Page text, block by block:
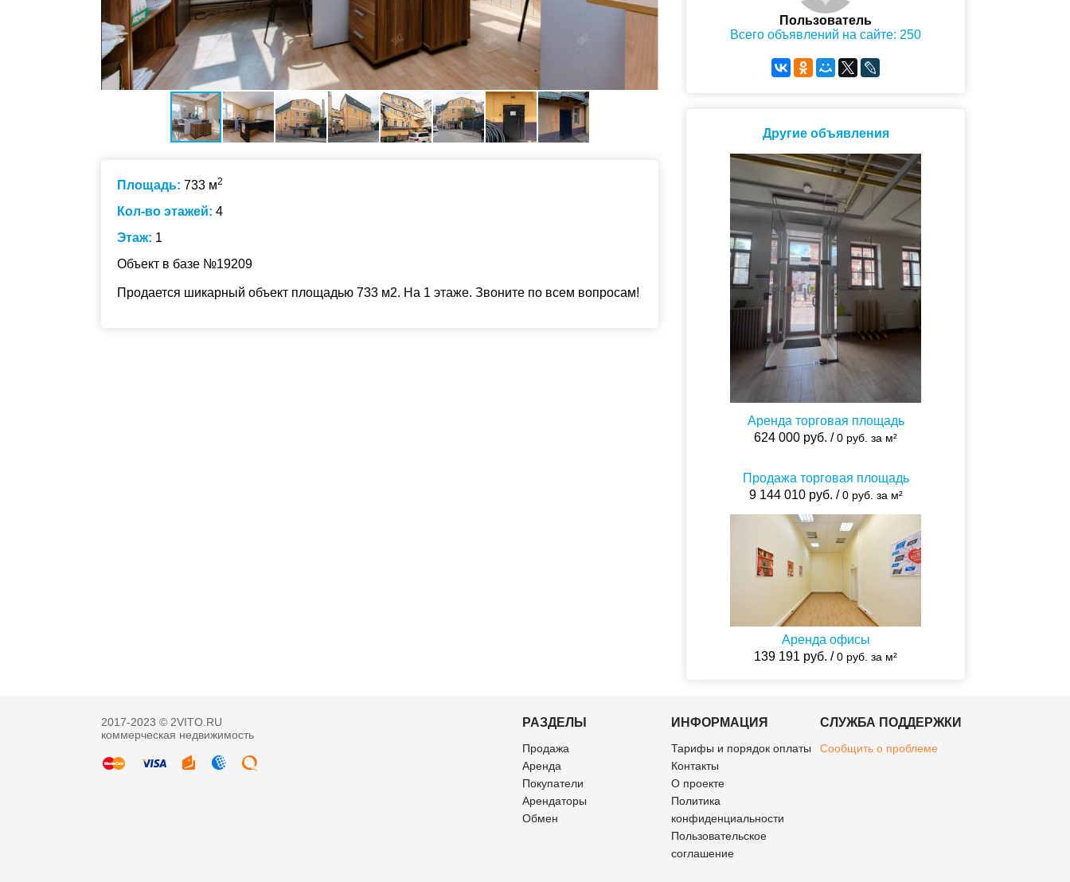
Площадь: 733 м2
Кол-во этажей: 4
Этаж: 1
Объект в базе №19209
Продается шикарный объект площадью 733 м2. На 1 этаже. Звоните по всем вопросам!
Пользователь
Всего объявлений на сайте: 250
Другие объявления
Аренда торговая площадь
624 000 руб. /0 руб. за м²
Продажа торговая площадь
9 144 010 руб. /0 руб. за м²
Аренда офисы
139 191 руб. /0 руб. за м²
2017-2023 © 2VITO.RU
коммерческая недвижимость
РАЗДЕЛЫ
Продажа
Аренда
Покупатели
Арендаторы
Обмен
ИНФОРМАЦИЯ
Тарифы и порядок оплаты
Контакты
О проекте
Политика
конфиденциальности
Пользовательское
соглашение
СЛУЖБА ПОДДЕРЖКИ
Сообщить о проблеме